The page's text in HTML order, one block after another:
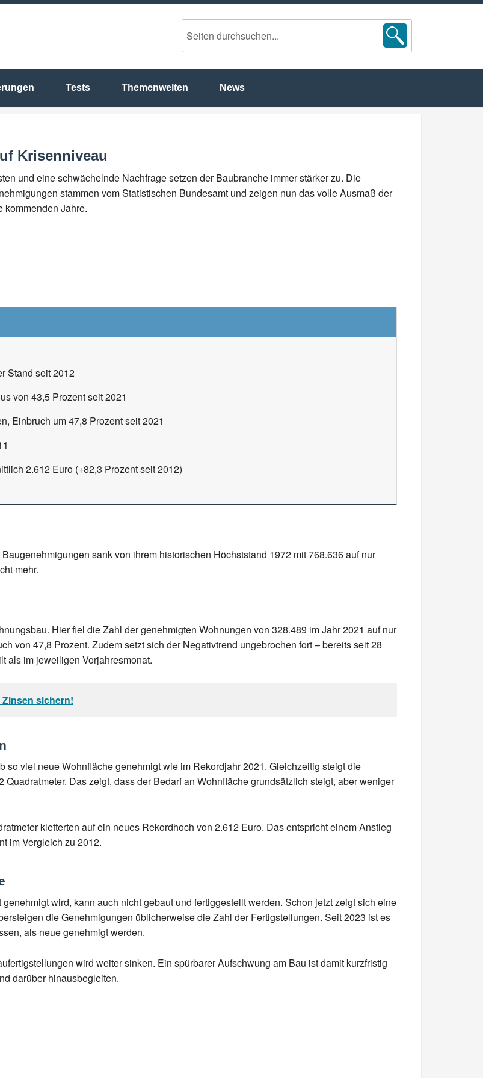
Tests Themenwelten News
Krisenniveau
und eine schwächelnde Nachfrage setzen der Baubranche immer stärker zu. Die
stammen vom Statistischen Bundesamt und zeigen nun das volle Ausmaß der
kommenden Jahre.
Stand seit 2012
von 43,5 Prozent seit 2021
Einbruch um 47,8 Prozent seit 2021
2.612 Euro (+82,3 Prozent seit 2012)
sank von ihrem historischen Höchststand 1972 mit 768.636 auf nur
mehr.
Hier fiel die Zahl der genehmigten Wohnungen von 328.489 im Jahr 2021 auf nur
von 47,8 Prozent. Zudem setzt sich der Negativtrend ungebrochen fort – bereits seit 28
als im jeweiligen Vorjahresmonat.
sichern!
so viel neue Wohnfläche genehmigt wie im Rekordjahr 2021. Gleichzeitig steigt die
Das zeigt, dass der Bedarf an Wohnfläche grundsätzlich steigt, aber weniger
kletterten auf ein neues Rekordhoch von 2.612 Euro. Das entspricht einem Anstieg
im Vergleich zu 2012.
wird, kann auch nicht gebaut und fertiggestellt werden. Schon jetzt zeigt sich eine
die Genehmigungen üblicherweise die Zahl der Fertigstellungen. Seit 2023 ist es
als neue genehmigt werden.
wird weiter sinken. Ein spürbarer Aufschwung am Bau ist damit kurzfristig
darüber hinausbegleiten.